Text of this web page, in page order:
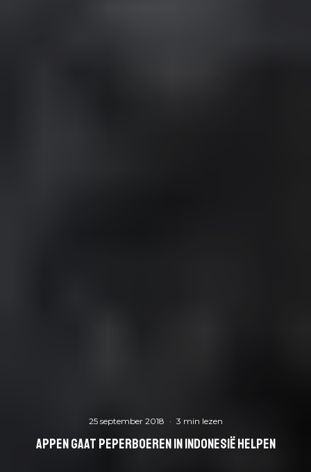
25 september 2018 · 3 min lezen
Appen gaat peperboeren in Indonesië helpen